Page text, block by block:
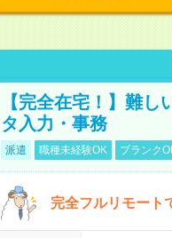
【完全在宅！】難
タ入力・事務
派遣 職種未経験OK ブランク
完全フルリモート